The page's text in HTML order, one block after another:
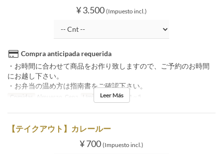
¥ 3.500 (Impuesto incl.)
Compra anticipada requerida
・お時間に合わせて商品をお作り致しますので、ご予約のお時間
にお越し下さい。
・お弁当の温め方は指南書をご確認下さい。
Comidas Almuerzo, Cena Límite de pedido 1 ~ 5
Leer Más
【テイクアウト】カレールー
¥ 700 (Impuesto incl.)